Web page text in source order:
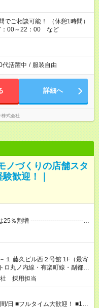
ご相談可能！ （休憩1時間）
：00～22：00 など
代活躍中 / 服装自由
詳細へ
式会社
ノづくりの店舗スタ
歓迎！｜
％割増 -----------------------------
フは＋50円手当として加算さ
で昇給あり！頑張っている人、
。 【試用期間】試
月 雇用形態、給与は本採用時
１ 藤久ビル西２号館 1F（最寄
ロ丸ノ内線・有楽町線・副都心
社 採用担当
/日 ■フルタイム大歓迎！ ■1日